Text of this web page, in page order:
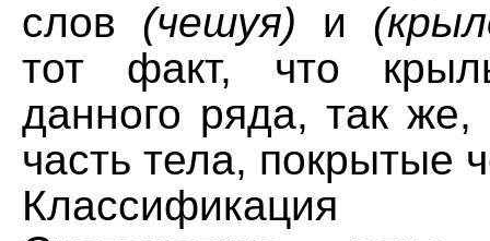
слов (чешуя) и
тот факт, что
данного ряда, так
часть тела, покрытые
Классификация